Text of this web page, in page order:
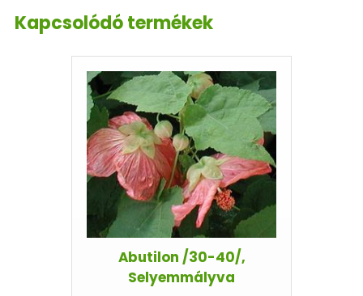
Kapcsolódó termékek
Abutilon /30-40/,
Selyemmályva